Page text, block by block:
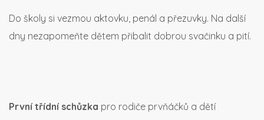
Do školy si vezmou aktovku, penál a přezuvky. Na další
dny nezapomeňte dětem přibalit dobrou svačinku a pití.
První třídní schůzka pro rodiče prvňáčků a dětí